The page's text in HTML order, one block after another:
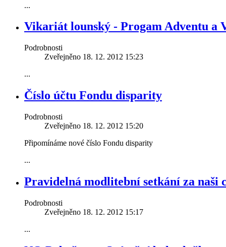
...
Vikariát lounský - Progam Adventu a
Podrobnosti
Zveřejněno 18. 12. 2012 15:23
...
Číslo účtu Fondu disparity
Podrobnosti
Zveřejněno 18. 12. 2012 15:20
Připomínáme nové číslo Fondu disparity
...
Pravidelná modlitební setkání za naši
Podrobnosti
Zveřejněno 18. 12. 2012 15:17
...